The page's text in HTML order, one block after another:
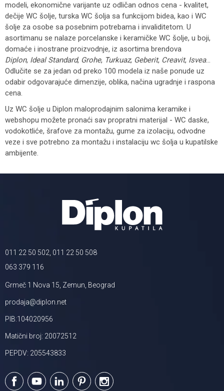
modeli, ekonomične varijante uz odličan odnos cena - kvalitet,
dečije WC šolje, turska WC šolja sa funkcijom bidea, kao i WC
šolje za osobe sa posebnim potrebama i invaliditetom. U
asortimanu se nalaze porcelanske i keramičke WC šolje, u boji,
domaće i inostrane proizvodnje, iz asortima brendova
Diplon, Ideal Standard, Grohe, Turkuaz, Geberit, Creavit, Isvea...
Odlučite se za jedan od preko 100 modela iz naše ponude uz
odabir odgovarajuće dimenzije, oblika, načina ugradnje i raspona
cena.
Uz WC šolje u Diplon maloprodajnim salonima keramike i
webshopu možete pronaći sav propratni materijal - WC daske,
vodokotliće, šrafove za montažu, gume za izolaciju, odvodne
veze i sve potrebno za montažu i instalaciju wc šolja u kupatilske
ambijente.
011 22 50 502, 011 22 50 508
063 379 116
Grmeč 1 Nova 15, Zemun, Beograd
prodaja@diplon.net
PIB:104020956
Matični broj: 20072512
PEPDV: 205543833